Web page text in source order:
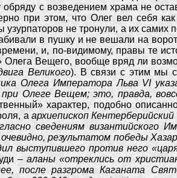
с возведением храма не
при этом, что Олег вел себя
не тронули, а их самих
в пушку и не вешали на
и, по-видимому, правы те
Олега Вещего, вообще вряд ли
Великого). В связи с этим мы
Олега Императора Льва VI
Олеге Вещем; это, правда,
характер, подобно
аархиепископ Кентерберийский
сведениям византийского
результатом победы
выступившего против него
– аланы «отреклись от
после разгрома Каганата